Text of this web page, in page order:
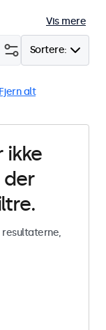
Vis mere
Sortere:
Fjern alt
ikke